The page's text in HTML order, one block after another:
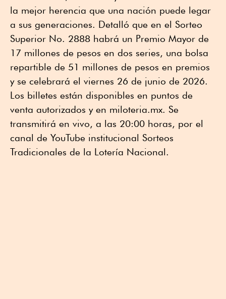
la mejor herencia que una nación puede legar
a sus generaciones. Detalló que en el Sorteo
Superior No. 2888 habrá un Premio Mayor de
17 millones de pesos en dos series, una bolsa
repartible de 51 millones de pesos en premios
y se celebrará el viernes 26 de junio de 2026.
Los billetes están disponibles en puntos de
venta autorizados y en miloteria.mx. Se
transmitirá en vivo, a las 20:00 horas, por el
canal de YouTube institucional Sorteos
Tradicionales de la Lotería Nacional.